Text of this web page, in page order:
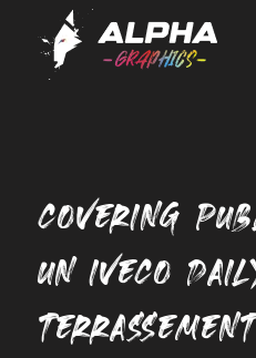
COVERING
UN IVECO